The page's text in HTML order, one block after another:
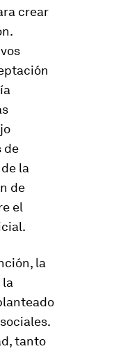
crear
de
la
de
el
la
la
tanto